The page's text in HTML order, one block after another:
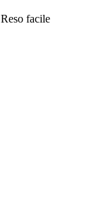
Reso facile